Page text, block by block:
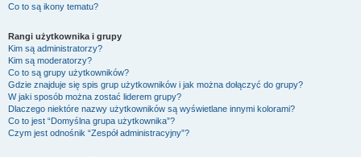
Co to są ikony tematu?
Rangi użytkownika i grupy
Kim są administratorzy?
Kim są moderatorzy?
Co to są grupy użytkowników?
Gdzie znajduje się spis grup użytkowników i jak można dołączyć do grupy?
W jaki sposób można zostać liderem grupy?
Dlaczego niektóre nazwy użytkowników są wyświetlane innymi kolorami?
Co to jest “Domyślna grupa użytkownika”?
Czym jest odnośnik “Zespół administracyjny”?